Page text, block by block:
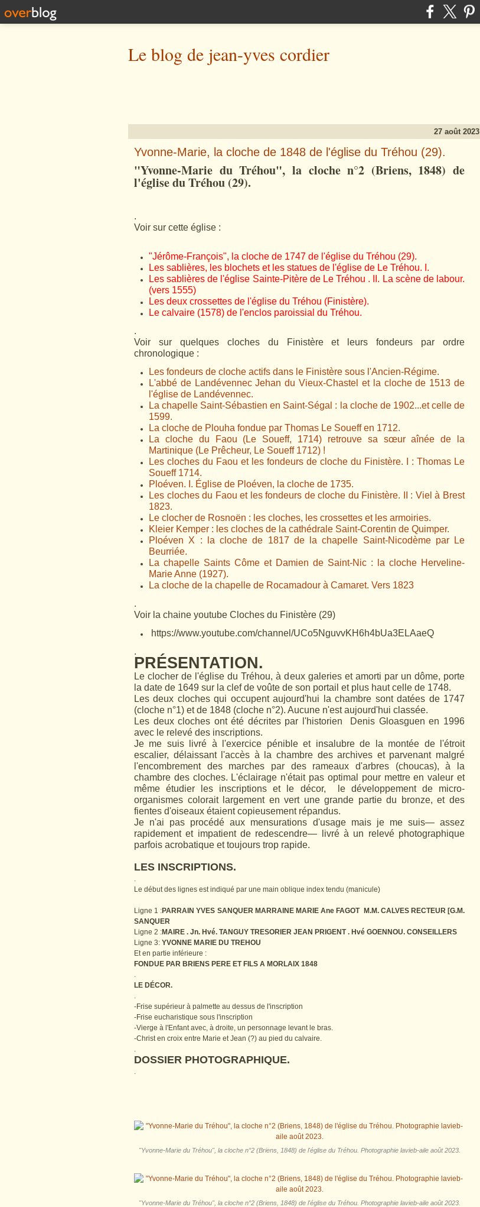
Le blog de jean-yves cordier
27 août 2023
Yvonne-Marie, la cloche de 1848 de l'église du Tréhou (29).
"Yvonne-Marie du Tréhou", la cloche n°2 (Briens, 1848) de
l'église du Tréhou (29).
.
Voir sur cette église :
"Jérôme-François", la cloche de 1747 de l'église du Tréhou (29).
Les sablières, les blochets et les statues de l'église de Le Tréhou. I.
Les sablières de l'église Sainte-Pitère de Le Tréhou . II. La scène de labour.
(vers 1555)
Les deux crossettes de l'église du Tréhou (Finistère).
Le calvaire (1578) de l'enclos paroissial du Tréhou.
.
Voir sur quelques cloches du Finistère et leurs fondeurs par ordre
chronologique :
Les fondeurs de cloche actifs dans le Finistère sous l'Ancien-Régime.
L'abbé de Landévennec Jehan du Vieux-Chastel et la cloche de 1513 de
l'église de Landévennec.
La chapelle Saint-Sébastien en Saint-Ségal : la cloche de 1902...et celle de
1599.
La cloche de Plouha fondue par Thomas Le Soueff en 1712.
La cloche du Faou (Le Soueff, 1714) retrouve sa sœur aînée de la
Martinique (Le Prêcheur, Le Soueff 1712) !
Les cloches du Faou et les fondeurs de cloche du Finistère. I : Thomas Le
Soueff 1714.
Ploéven. I. Église de Ploéven, la cloche de 1735.
Les cloches du Faou et les fondeurs de cloche du Finistère. II : Viel à Brest
1823.
Le clocher de Rosnoën : les cloches, les crossettes et les armoiries.
Kleier Kemper : les cloches de la cathédrale Saint-Corentin de Quimper.
Ploéven X : la cloche de 1817 de la chapelle Saint-Nicodème par Le
Beurriée.
La chapelle Saints Côme et Damien de Saint-Nic : la cloche Herveline-
Marie Anne (1927).
La cloche de la chapelle de Rocamadour à Camaret. Vers 1823
.
Voir la chaine youtube Cloches du Finistère (29)
https://www.youtube.com/channel/UCo5NguvvKH6h4bUa3ELAaeQ
.
PRÉSENTATION.
Le clocher de l'église du Tréhou, à deux galeries et amorti par un dôme, porte
la date de 1649 sur la clef de voûte de son portail et plus haut celle de 1748.
Les deux cloches qui occupent aujourd'hui la chambre sont datées de 1747
(cloche n°1) et de 1848 (cloche n°2). Aucune n'est aujourd'hui classée.
Les deux cloches ont été décrites par l'historien Denis Gloasguen en 1996
avec le relevé des inscriptions.
Je me suis livré à l'exercice pénible et insalubre de la montée de l'étroit
escalier, délaissant l'accès à la chambre des archives et parvenant malgré
l'encombrement des marches par des rameaux d'arbres (choucas), à la
chambre des cloches. L'éclairage n'était pas optimal pour mettre en valeur et
même étudier les inscriptions et le décor, le développement de micro-
organismes colorait largement en vert une grande partie du bronze, et des
fientes d'oiseaux étaient copieusement répandus.
Je n'ai pas procédé aux mensurations d'usage mais je me suis— assez
rapidement et impatient de redescendre— livré à un relevé photographique
parfois acrobatique et toujours trop rapide.
LES INSCRIPTIONS.
.
Le début des lignes est indiqué par une main oblique index tendu (manicule)
Ligne 1 :PARRAIN YVES SANQUER MARRAINE MARIE Ane FAGOT M.M. CALVES RECTEUR [G.M.
SANQUER
Ligne 2 :MAIRE . Jn. Hvé. TANGUY TRESORIER JEAN PRIGENT . Hvé GOENNOU. CONSEILLERS
Ligne 3: YVONNE MARIE DU TREHOU
Et en partie inférieure :
FONDUE PAR BRIENS PERE ET FILS A MORLAIX 1848
.
LE DÉCOR.
.
-Frise supérieur à palmette au dessus de l'inscription
-Frise eucharistique sous l'inscription
-Vierge à l'Enfant avec, à droite, un personnage levant le bras.
-Christ en croix entre Marie et Jean (?) au pied du calvaire.
.
DOSSIER PHOTOGRAPHIQUE.
.
"Yvonne-Marie du Tréhou", la cloche n°2 (Briens, 1848) de l'église du Tréhou. Photographie lavieb-aile août 2023.
"Yvonne-Marie du Tréhou", la cloche n°2 (Briens, 1848) de l'église du Tréhou. Photographie lavieb-aile août 2023.